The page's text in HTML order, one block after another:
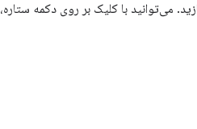
می‌توانید با کلیک بر روی دکمه ستاره،